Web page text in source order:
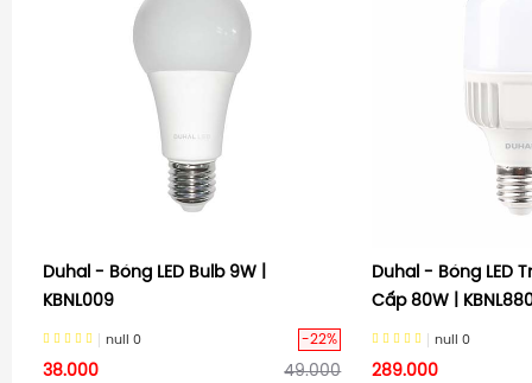
Duhal - Bóng LED Bulb 9W |
KBNL009
null 0 -22%
38.000 49.000
Duhal - Bóng LED
Cấp 80W |
null 0
289.000